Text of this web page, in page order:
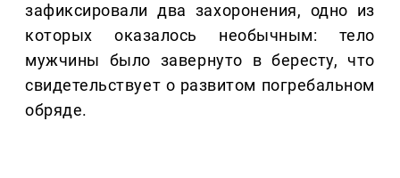
зафиксировали два захоронения, одно из
которых оказалось необычным: тело
мужчины было завернуто в бересту, что
свидетельствует о развитом погребальном
обряде.